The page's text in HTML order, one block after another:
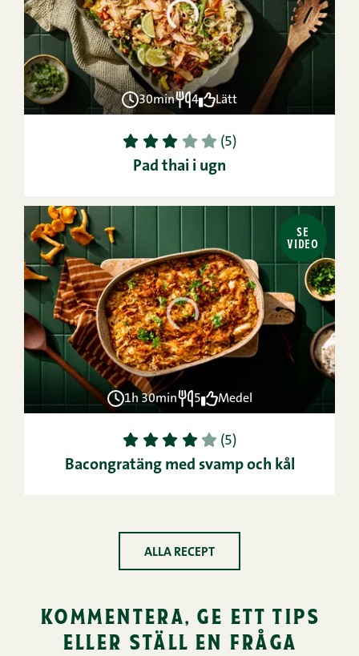
30min 4 Lätt
1 2 3 4 5 (5)
Pad thai i ugn
SE
VIDEO
1h 30min 5 Medel
1 2 3 4 5 (5)
Bacongratäng med svamp och kål
ALLA RECEPT
kommentera, ge ett tips
eller ställ en fråga